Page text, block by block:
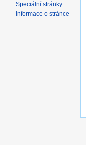
Speciální stránky
Informace o stránce